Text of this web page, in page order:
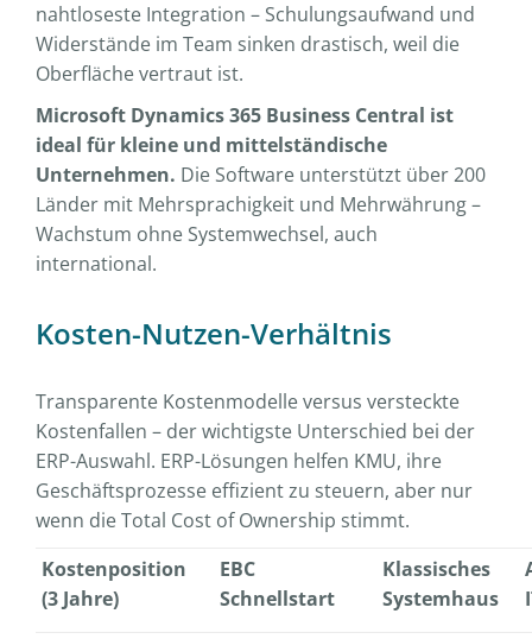
nahtloseste Integration – Schulungsaufwand und
Widerstände im Team sinken drastisch, weil die
Oberfläche vertraut ist.
Microsoft Dynamics 365 Business Central ist
ideal für kleine und mittelständische
Unternehmen. Die Software unterstützt über 200
Länder mit Mehrsprachigkeit und Mehrwährung –
Wachstum ohne Systemwechsel, auch
international.
Kosten-Nutzen-Verhältnis
Transparente Kostenmodelle versus versteckte
Kostenfallen – der wichtigste Unterschied bei der
ERP-Auswahl. ERP-Lösungen helfen KMU, ihre
Geschäftsprozesse effizient zu steuern, aber nur
wenn die Total Cost of Ownership stimmt.
Kostenposition
(3 Jahre)
EBC
Schnellstart
Klassisches
Systemhaus